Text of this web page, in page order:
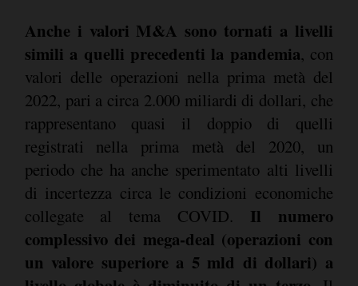
Anche i valori M&A sono tornati a livelli
simili a quelli precedenti la pandemia, con
valori delle operazioni nella prima metà del
2022, pari a circa 2.000 miliardi di dollari, che
rappresentano quasi il doppio di quelli
registrati nella prima metà del 2020, un
periodo che ha anche sperimentato alti livelli
di incertezza circa le condizioni economiche
collegate al tema COVID. Il numero
complessivo dei mega-deal (operazioni con
un valore superiore a 5 mld di dollari) a